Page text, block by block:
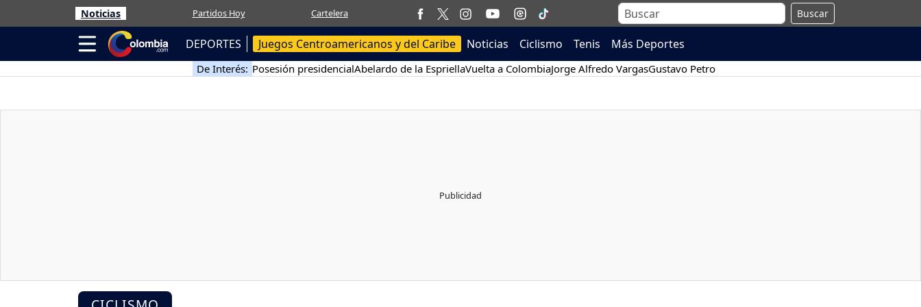
Noticias Partidos Hoy Cartelera Buscar
DEPORTES Juegos Centroamericanos y del Caribe Noticias Ciclismo Tenis Más Deportes
De Interés: Posesión presidencialAbelardo de la EspriellaVuelta a ColombiaJorge Alfredo VargasGustavo Petro